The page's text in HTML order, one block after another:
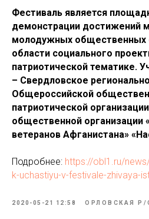
Фестиваль является
демонстрации достижений
молодужных общественных
области социального
патриотической тематике.
– Свердловское
Общероссийской
патриотической
общественной организации
ветеранов Афганистана»
Подробнее: https://obl1.ru/
k-uchastiyu-v-festivale-zhivaya-
2020-05-21 12:58 ОРЛОВСКАЯ Р/